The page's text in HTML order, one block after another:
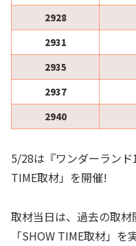
2928
2931
2935
2937
2940
5/28は『ワンダーラン
TIME取材」を開催!
取材当日は、過去の取
「SHOW TIME取材」